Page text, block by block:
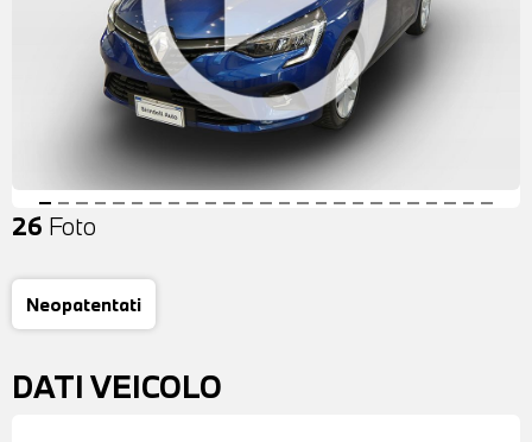
26 Foto
Neopatentati
DATI VEICOLO